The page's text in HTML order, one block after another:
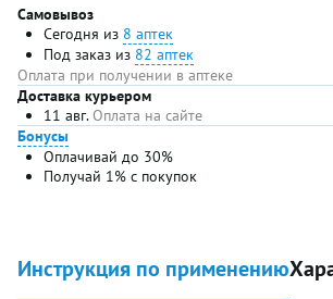
Самовывоз
Сегодня из 8 аптек
Под заказ из 82 аптек
Оплата при получении в аптеке
Доставка курьером
11 авг. Оплата на сайте
Бонусы
Оплачивай до 30%
Получай 1% с покупок
Инструкция по применению